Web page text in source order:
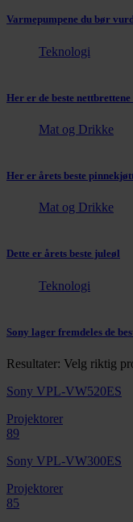
Varmepumpene du bør
Teknologi
Her er de beste nettbrettene
Mat og Drikke
Her er årets beste
Mat og Drikke
Dette er årets beste juleøl
Teknologi
Sony lager fremdeles de
Resultater: Velg riktig
Sony VPL-VW520ES
Projektorer
89
Sony VPL-VW300ES
Projektorer
85